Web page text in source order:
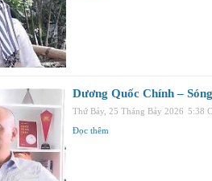
Dương Quốc Chính –
Thứ Bảy, 25 Tháng Bảy 2026 5:38
Đọc thêm